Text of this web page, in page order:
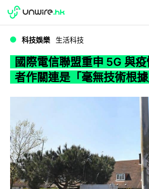
WWDC 2026
科技娛樂 生活科技
國際電信聯盟重申 5G 與
者作關連是「毫無技術根據